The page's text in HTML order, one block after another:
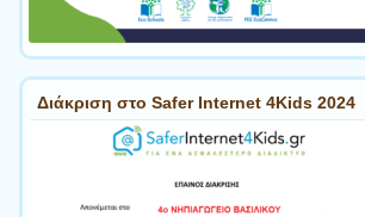
Διάκριση στο Safer Internet 4Kids 2024